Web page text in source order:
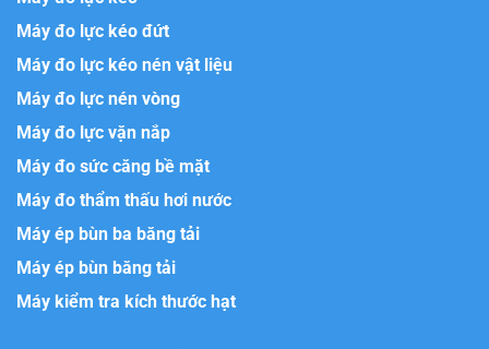
Máy đo lực kéo đứt
Máy đo lực kéo nén vật liệu
Máy đo lực nén vòng
Máy đo lực vặn nắp
Máy đo sức căng bề mặt
Máy đo thẩm thấu hơi nước
Máy ép bùn ba băng tải
Máy ép bùn băng tải
Máy kiểm tra kích thước hạt